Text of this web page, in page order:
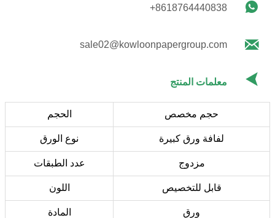
+8618764440838 
sale02@kowloonpapergroup.com 
معلمات المنتج 
الحجم حجم مخصص
نوع الورق لفافة ورق كبيرة
عدد الطبقات مزدوج
اللون قابل للتخصيص
المادة ورق